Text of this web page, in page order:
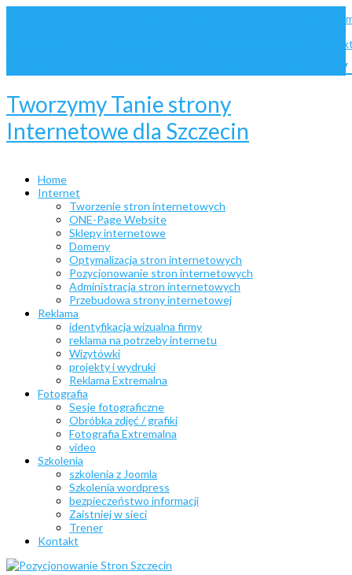
Tanie
Tworzymy Tanie strony
Internetowe dla Szczecin
Home
Internet
Tworzenie stron internetowych
ONE-Page Website
Sklepy internetowe
Domeny
Optymalizacja stron internetowych
Pozycjonowanie stron internetowych
Administracja stron internetowych
Przebudowa strony internetowej
Reklama
identyfikacja wizualna firmy
reklama na potrzeby internetu
Wizytówki
projekty i wydruki
Reklama Extremalna
Fotografia
Sesje fotograficzne
Obróbka zdjęć / grafiki
Fotografia Extremalna
video
Szkolenia
szkolenia z Joomla
Szkolenia wordpress
bezpieczeństwo informacji
Zaistniej w sieci
Trener
Kontakt